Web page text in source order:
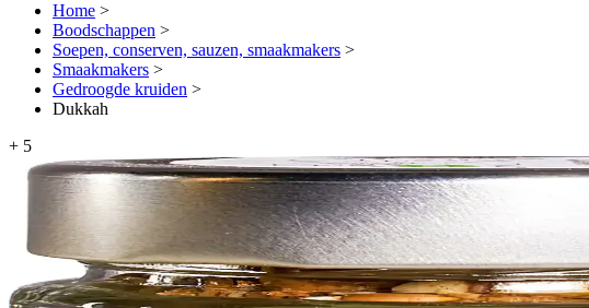
Home >
Boodschappen >
Soepen, conserven, sauzen, smaakmakers >
Smaakmakers >
Gedroogde kruiden >
Dukkah
+ 5